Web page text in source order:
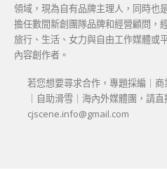
領域，現為自有品牌主理人，同時也
擔任數間新創團隊品牌和經營顧問，
旅行、生活、女力與自由工作媒體或
內容創作者。
若您想要尋求合作，專題採編｜
｜自助滑雪｜海內外媒體團，請直
cjscene.info@gmail.com